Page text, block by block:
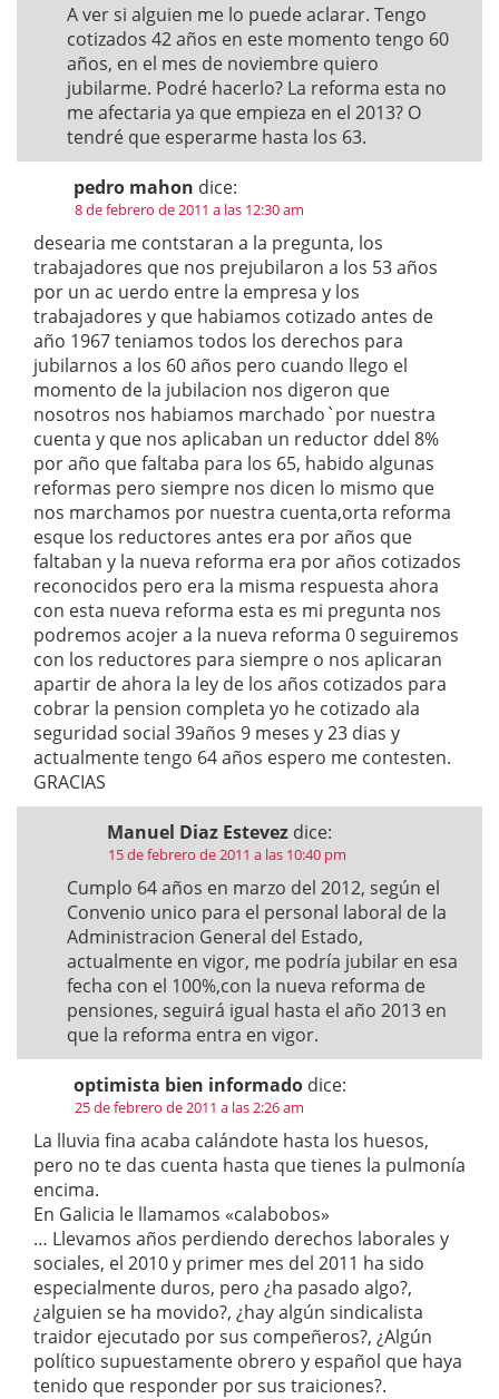
A ver si alguien me lo puede aclarar. Tengo
cotizados 42 años en este momento tengo 60
años, en el mes de noviembre quiero
jubilarme. Podré hacerlo? La reforma esta no
me afectaria ya que empieza en el 2013? O
tendré que esperarme hasta los 63.
pedro mahon dice:
8 de febrero de 2011 a las 12:30 am
desearia me contstaran a la pregunta, los
trabajadores que nos prejubilaron a los 53 años
por un ac uerdo entre la empresa y los
trabajadores y que habiamos cotizado antes de
año 1967 teniamos todos los derechos para
jubilarnos a los 60 años pero cuando llego el
momento de la jubilacion nos digeron que
nosotros nos habiamos marchado`por nuestra
cuenta y que nos aplicaban un reductor ddel 8%
por año que faltaba para los 65, habido algunas
reformas pero siempre nos dicen lo mismo que
nos marchamos por nuestra cuenta,orta reforma
esque los reductores antes era por años que
faltaban y la nueva reforma era por años cotizados
reconocidos pero era la misma respuesta ahora
con esta nueva reforma esta es mi pregunta nos
podremos acojer a la nueva reforma 0 seguiremos
con los reductores para siempre o nos aplicaran
apartir de ahora la ley de los años cotizados para
cobrar la pension completa yo he cotizado ala
seguridad social 39años 9 meses y 23 dias y
actualmente tengo 64 años espero me contesten.
GRACIAS
Manuel Diaz Estevez dice:
15 de febrero de 2011 a las 10:40 pm
Cumplo 64 años en marzo del 2012, según el
Convenio unico para el personal laboral de la
Administracion General del Estado,
actualmente en vigor, me podría jubilar en esa
fecha con el 100%,con la nueva reforma de
pensiones, seguirá igual hasta el año 2013 en
que la reforma entra en vigor.
optimista bien informado dice:
25 de febrero de 2011 a las 2:26 am
La lluvia fina acaba calándote hasta los huesos,
pero no te das cuenta hasta que tienes la pulmonía
encima.
En Galicia le llamamos «calabobos»
… Llevamos años perdiendo derechos laborales y
sociales, el 2010 y primer mes del 2011 ha sido
especialmente duros, pero ¿ha pasado algo?,
¿alguien se ha movido?, ¿hay algún sindicalista
traidor ejecutado por sus compeñeros?, ¿Algún
político supuestamente obrero y español que haya
tenido que responder por sus traiciones?.